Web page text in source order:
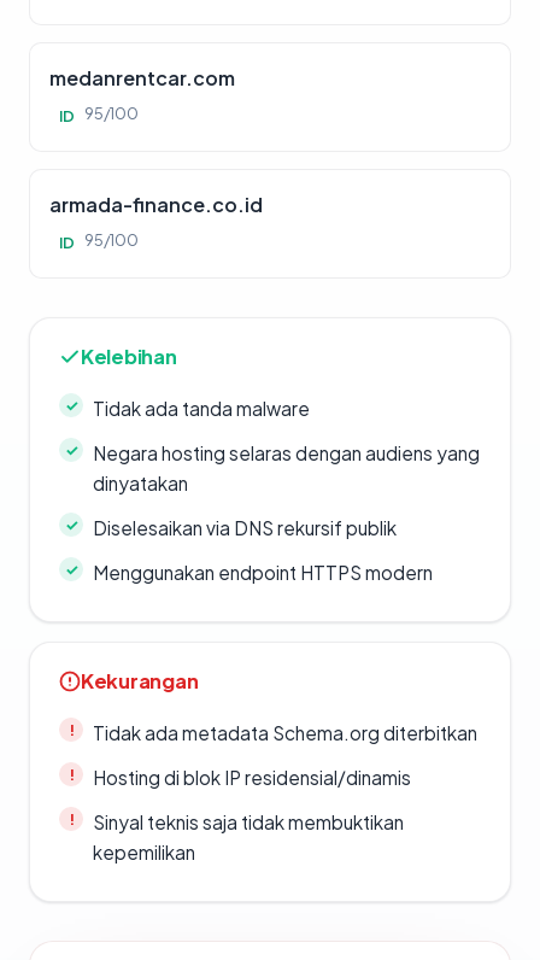
medanrentcar.com
ID 95/100
armada-finance.co.id
ID 95/100
Kelebihan
Tidak ada tanda malware
Negara hosting selaras dengan audiens yang
dinyatakan
Diselesaikan via DNS rekursif publik
Menggunakan endpoint HTTPS modern
Kekurangan
Tidak ada metadata Schema.org diterbitkan
Hosting di blok IP residensial/dinamis
Sinyal teknis saja tidak membuktikan
kepemilikan